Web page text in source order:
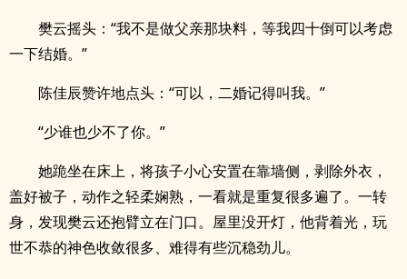
樊云摇头：“我不是做父亲那块料，等我四十倒可以考虑
一下结婚。”
陈佳辰赞许地点头：“可以，二婚记得叫我。”
“少谁也少不了你。”
她跪坐在床上，将孩子小心安置在靠墙侧，剥除外衣，
盖好被子，动作之轻柔娴熟，一看就是重复很多遍了。一转
身，发现樊云还抱臂立在门口。屋里没开灯，他背着光，玩
世不恭的神色收敛很多、难得有些沉稳劲儿。